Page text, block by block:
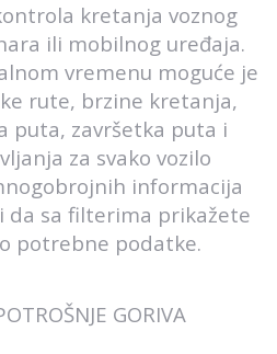
kretanja voznog
ili mobilnog uređaja.
vremenu moguće je
rute, brzine kretanja,
puta, završetka puta i
za svako vozilo
informacija
da sa filterima prikažete
potrebne podatke.
GORIVA